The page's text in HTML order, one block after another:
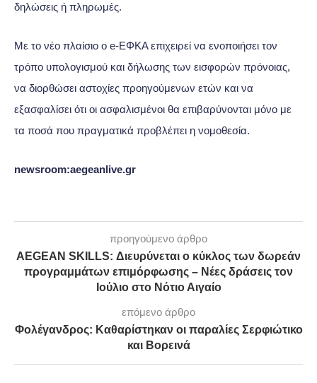
δηλώσεις ή πληρωμές.
Με το νέο πλαίσιο ο e-ΕΦΚΑ επιχειρεί να ενοποιήσει τον
τρόπο υπολογισμού και δήλωσης των εισφορών πρόνοιας,
να διορθώσει αστοχίες προηγούμενων ετών και να
εξασφαλίσει ότι οι ασφαλισμένοι θα επιβαρύνονται μόνο με
τα ποσά που πραγματικά προβλέπει η νομοθεσία.
newsroom:aegeanlive.gr
προηγούμενο άρθρο
AEGEAN SKILLS: Διευρύνεται ο κύκλος των δωρεάν
προγραμμάτων επιμόρφωσης – Νέες δράσεις τον
Ιούλιο στο Νότιο Αιγαίο
επόμενο άρθρο
Φολέγανδρος: Καθαρίστηκαν οι παραλίες Σερφιώτικο
και Βορεινά